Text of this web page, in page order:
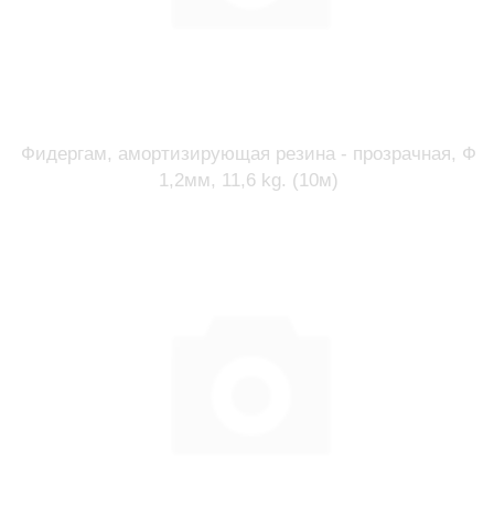
Фидергам, амортизирующая резина - прозрачная, Ф
1,2мм, 11,6 kg. (10м)